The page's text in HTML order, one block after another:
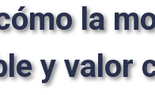
la
y valor